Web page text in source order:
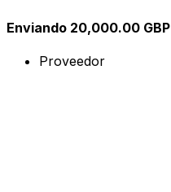
Enviando 20,000.00 GBP
Proveedor